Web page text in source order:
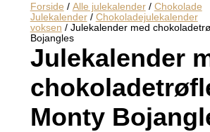
Forside / Alle julekalender/ Chokolade
Julekalender/ Chokoladejulekalender
voksen / Julekalender med
Bojangles
Julekalender
Monty